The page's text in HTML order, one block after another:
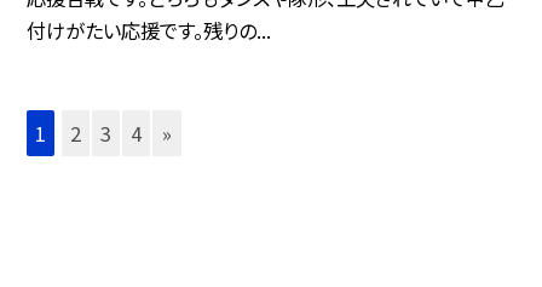
付けがたい応援です。残りの...
1 2 3 4 »